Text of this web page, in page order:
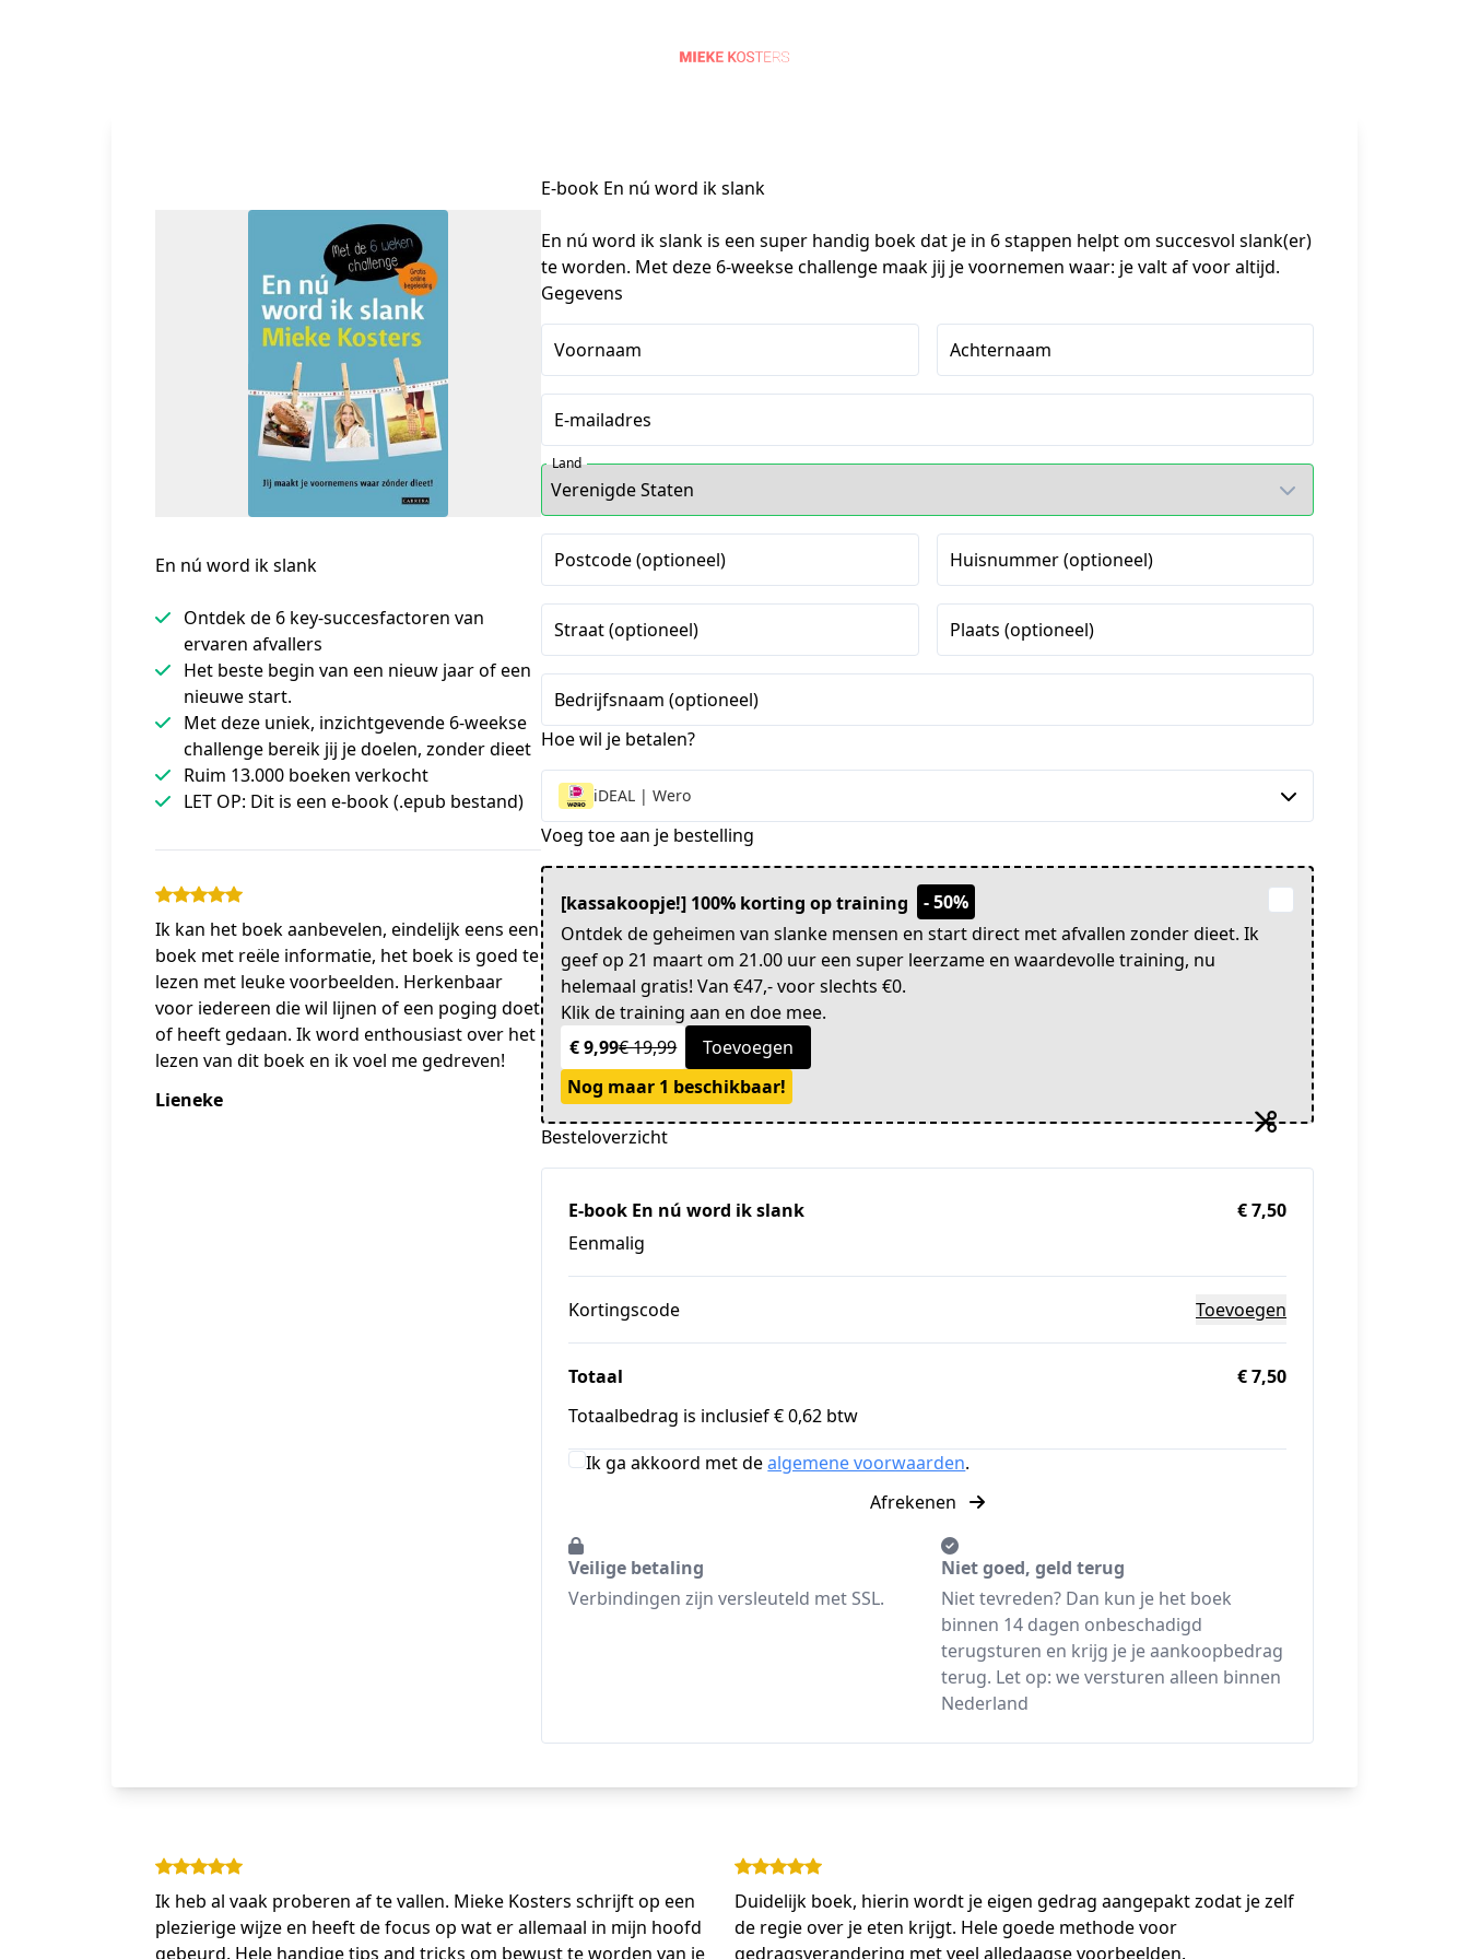
En nú word ik slank
Ontdek de 6 key-succesfactoren van
ervaren afvallers
Het beste begin van een nieuw jaar of een
nieuwe start.
Met deze uniek, inzichtgevende 6-weekse
challenge bereik jij je doelen, zonder dieet
Ruim 13.000 boeken verkocht
LET OP: Dit is een e-book (.epub bestand)
Ik kan het boek aanbevelen, eindelijk eens een
boek met reële informatie, het boek is goed te
lezen met leuke voorbeelden. Herkenbaar
voor iedereen die wil lijnen of een poging doet
of heeft gedaan. Ik word enthousiast over het
lezen van dit boek en ik voel me gedreven!
Lieneke
E-book En nú word ik slank
En nú word ik slank is een super handig boek dat je in 6 stappen helpt om succesvol slank(er)
te worden. Met deze 6-weekse challenge maak jij je voornemen waar: je valt af voor altijd.
Gegevens
Voornaam Achternaam
E-mailadres
Land
Postcode (optioneel) Huisnummer (optioneel)
Straat (optioneel) Plaats (optioneel)
Bedrijfsnaam (optioneel)
Hoe wil je betalen?
iDEAL | Wero
Voeg toe aan je bestelling
[kassakoopje!] 100% korting op training
- 50%
Ontdek de geheimen van slanke mensen en start direct met afvallen zonder dieet. Ik
geef op 21 maart om 21.00 uur een super leerzame en waardevolle training, nu
helemaal gratis! Van €47,- voor slechts €0.
Klik de training aan en doe mee.
€ 9,99€ 19,99
Toevoegen
Nog maar 1 beschikbaar!
Besteloverzicht
E-book En nú word ik slank
Eenmalig
€ 7,50
Kortingscode Toevoegen
Totaal
€ 7,50
Totaalbedrag is inclusief € 0,62 btw
Ik ga akkoord met dealgemene voorwaarden.
Afrekenen
Veilige betaling
Verbindingen zijn versleuteld met SSL.
Niet goed, geld terug
Niet tevreden? Dan kun je het boek
binnen 14 dagen onbeschadigd
terugsturen en krijg je je aankoopbedrag
terug. Let op: we versturen alleen binnen
Nederland
Ik heb al vaak proberen af te vallen. Mieke Kosters schrijft op een
plezierige wijze en heeft de focus op wat er allemaal in mijn hoofd
gebeurd. Hele handige tips and tricks om bewust te worden van je
Duidelijk boek, hierin wordt je eigen gedrag aangepakt zodat je zelf
de regie over je eten krijgt. Hele goede methode voor
gedragsverandering met veel alledaagse voorbeelden.